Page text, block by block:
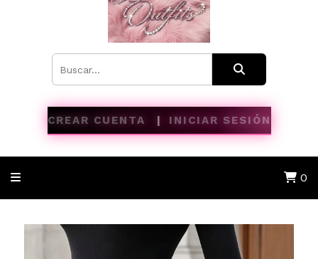
CREAR CUENTA INICIAR SESIÓN
0